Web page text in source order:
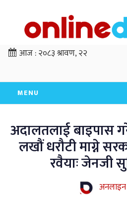
आज :२०८३ श्रावण, २२
MENU
अदालतलाई बाइपास
लखौं धरौटी माग्ने
रवैयाः जेनजी